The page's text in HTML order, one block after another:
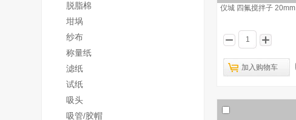
脱脂棉
坩埚
纱布
称量纸
滤纸
试纸
吸头
吸管/胶帽
仪城 四氟搅拌子 20mm
加入购物车